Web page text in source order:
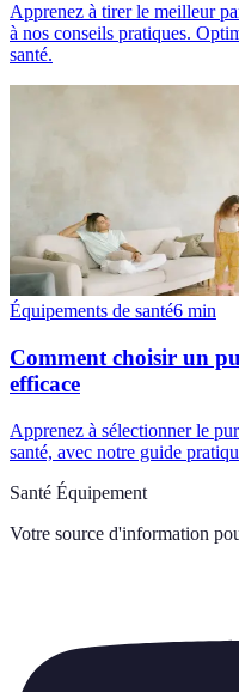
Apprenez à tirer le meilleur
à nos conseils pratiques.
santé.
Équipements de santé6 min
Comment choisir un
efficace
Apprenez à sélectionner le
santé, avec notre guide
Santé Équipement
Votre source d'information